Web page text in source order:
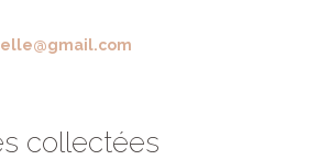
collectées